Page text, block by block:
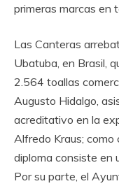
primeras marcas en
Las Canteras
Ubatuba, en Brasil,
2.564 toallas
Augusto Hidalgo,
acreditativo en la
Alfredo Kraus; como
diploma consiste en
Por su parte, el